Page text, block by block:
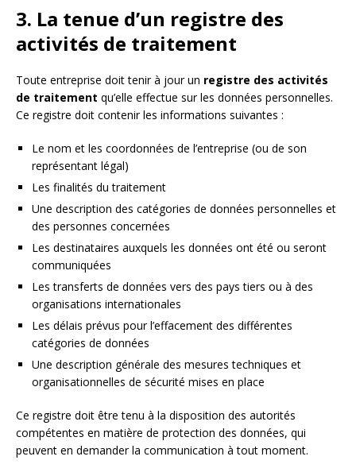
3. La tenue d’un registre des
activités de traitement
Toute entreprise doit tenir à jour un registre des activités
de traitement qu’elle effectue sur les données personnelles.
Ce registre doit contenir les informations suivantes :
Le nom et les coordonnées de l’entreprise (ou de son
représentant légal)
Les finalités du traitement
Une description des catégories de données personnelles et
des personnes concernées
Les destinataires auxquels les données ont été ou seront
communiquées
Les transferts de données vers des pays tiers ou à des
organisations internationales
Les délais prévus pour l’effacement des différentes
catégories de données
Une description générale des mesures techniques et
organisationnelles de sécurité mises en place
Ce registre doit être tenu à la disposition des autorités
compétentes en matière de protection des données, qui
peuvent en demander la communication à tout moment.